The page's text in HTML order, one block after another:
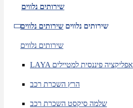
שירותים נלווים
שירותים נלווים שירותים נלווים
שירותים נלווים
LAYA אפליקציה פיננסית למטיילים
הרץ השכרת רכב
שלמה סיקסט השכרת רכב